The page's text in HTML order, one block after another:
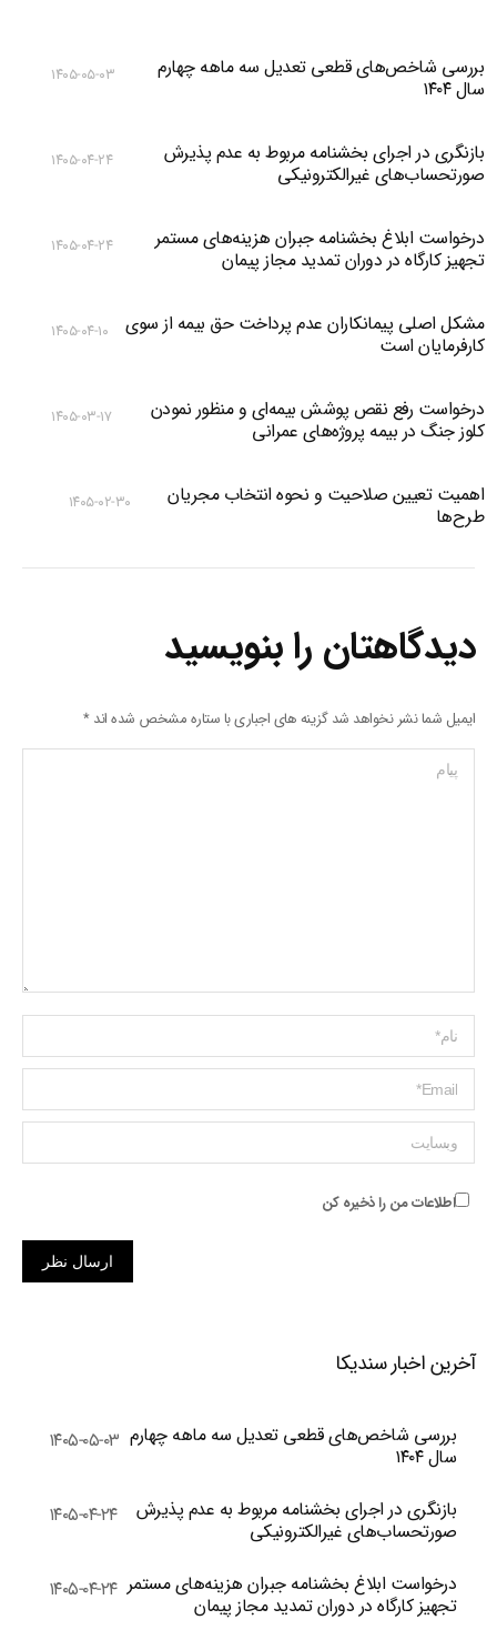
بررسی شاخص‌های قطعی تعدیل سه ماهه چهارم
سال ۱۴۰۴
۱۴۰۵-۰۵-۰۳
بازنگری در اجرای بخشنامه مربوط به عدم پذیرش
صورتحساب‌های غیرالکترونیکی
۱۴۰۵-۰۴-۲۴
درخواست ابلاغ بخشنامه جبران هزینه‌های مستمر
تجهیز کارگاه در دوران تمدید مجاز پیمان
۱۴۰۵-۰۴-۲۴
مشکل اصلی پیمانکاران عدم پرداخت حق بیمه از سوی
کارفرمایان است
۱۴۰۵-۰۴-۱۰
درخواست رفع نقص پوشش بیمه‌ای و منظور نمودن
کلوز جنگ در بیمه پروژه‌های عمرانی
۱۴۰۵-۰۳-۱۷
اهمیت تعیین صلاحیت و نحوه انتخاب مجریان
طرح‌ها
۱۴۰۵-۰۲-۳۰
دیدگاهتان را بنویسید
ایمیل شما نشر نخواهد شد گزینه های اجباری با ستاره مشخص شده اند*
پیام
Name *
ایمیل *
وبسایت
اطلاعات من را ذخیره کن
ارسال نظر
آخرین اخبار سندیکا
بررسی شاخص‌های قطعی تعدیل سه ماهه چهارم
سال ۱۴۰۴
۱۴۰۵-۰۵-۰۳
بازنگری در اجرای بخشنامه مربوط به عدم پذیرش
صورتحساب‌های غیرالکترونیکی
۱۴۰۵-۰۴-۲۴
درخواست ابلاغ بخشنامه جبران هزینه‌های مستمر
تجهیز کارگاه در دوران تمدید مجاز پیمان
۱۴۰۵-۰۴-۲۴